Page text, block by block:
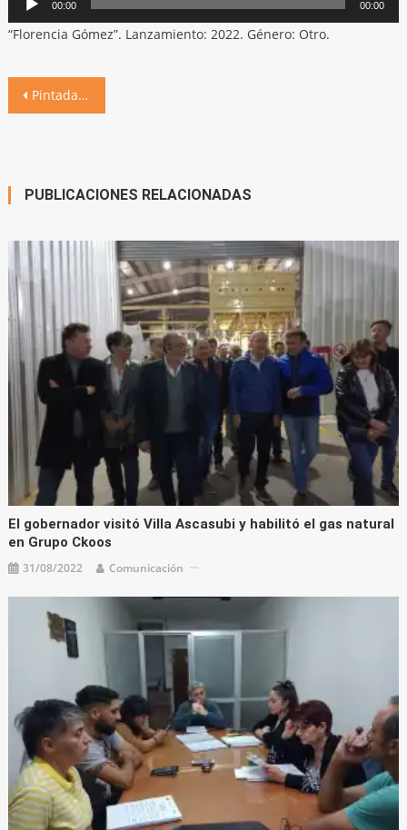
de
audio
00:00 00:00
“Florencia Gómez”. Lanzamiento: 2022. Género: Otro.
Navegación
Pintada de murales por la conciencia ambiental
PUBLICACIONES RELACIONADAS
El gobernador visitó Villa Ascasubi y habilitó el gas natural
en Grupo Ckoos
31/08/2022 Comunicación